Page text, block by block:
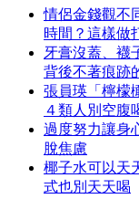
情侶金錢觀不
時間？這樣做
牙膏沒蓋、襪
背後不著痕跡
張員瑛「檸檬
４類人別空腹
過度努力讓身
脫焦慮
椰子水可以天
式也別天天喝